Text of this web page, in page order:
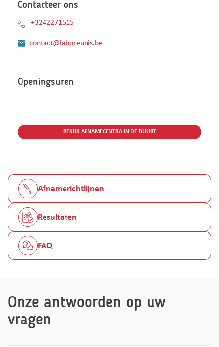
Contacteer ons
+3242271515
contact@laboreunis.be
Openingsuren
BEKIJK AFNAMECENTRA IN DE BUURT
Afnamerichtlijnen
Resultaten
FAQ
Onze antwoorden op uw
vragen